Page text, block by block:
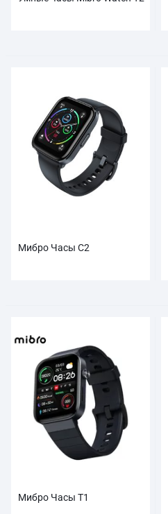
Мибро Часы C2
Мибро Часы Т1